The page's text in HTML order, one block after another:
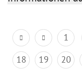
1
18
19 20